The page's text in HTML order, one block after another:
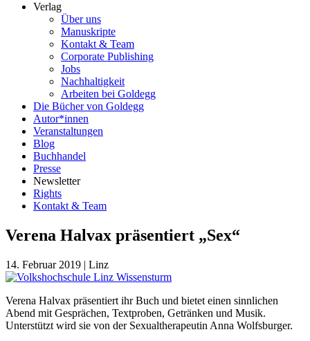
Verlag
Über uns
Manuskripte
Kontakt & Team
Corporate Publishing
Jobs
Nachhaltigkeit
Arbeiten bei Goldegg
Die Bücher von Goldegg
Autor*innen
Veranstaltungen
Blog
Buchhandel
Presse
Newsletter
Rights
Kontakt & Team
Verena Halvax präsentiert „Sex“
14. Februar 2019 | Linz
Verena Halvax präsentiert ihr Buch und bietet einen sinnlichen
Abend mit Gesprächen, Textproben, Getränken und Musik.
Unterstützt wird sie von der Sexualtherapeutin Anna Wolfsburger.